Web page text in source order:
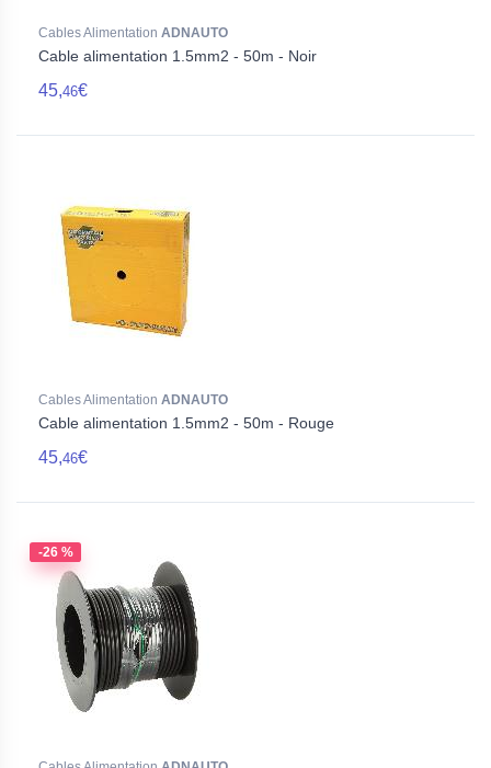
Cables Alimentation ADNAUTO
Cable alimentation 1.5mm2 - 50m - Noir
45,46€
Cables Alimentation ADNAUTO
Cable alimentation 1.5mm2 - 50m - Rouge
45,46€
-26 %